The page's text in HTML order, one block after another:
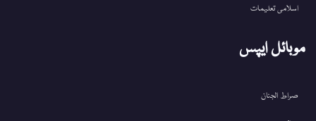
اسلامی تعلیمات
موبائل ایپس
صراط الجنان